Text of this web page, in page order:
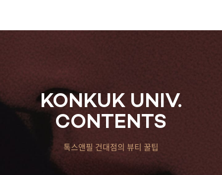
KONKUK UNIV.
CONTENTS
톡스앤필 건대점의 뷰티 꿀팁